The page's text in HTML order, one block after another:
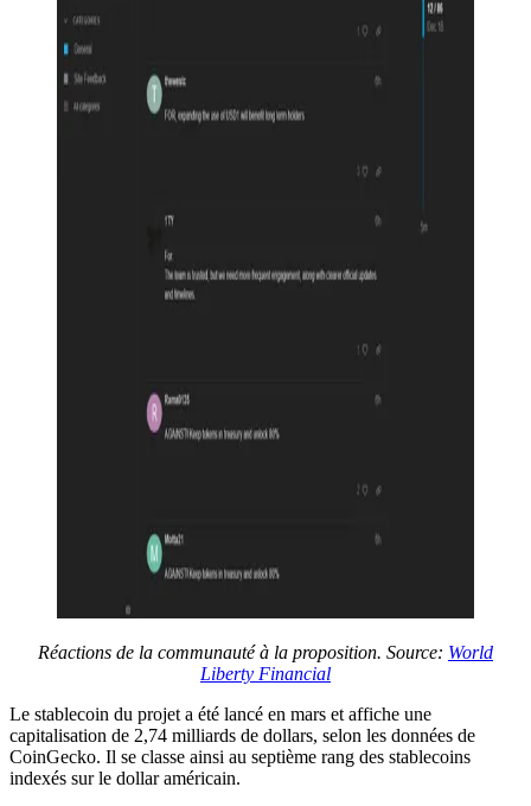
Réactions de la communauté à la proposition. Source: World
Liberty Financial
Le stablecoin du projet a été lancé en mars et affiche une
capitalisation de 2,74 milliards de dollars, selon les données de
CoinGecko. Il se classe ainsi au septième rang des stablecoins
indexés sur le dollar américain.